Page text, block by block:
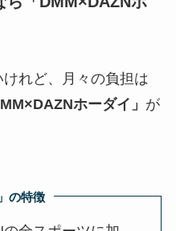
れど、月々の負担は
ホーダイ」 が
の特徴